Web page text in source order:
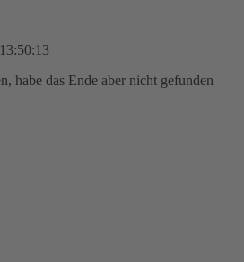
habe das Ende aber nicht gefunden